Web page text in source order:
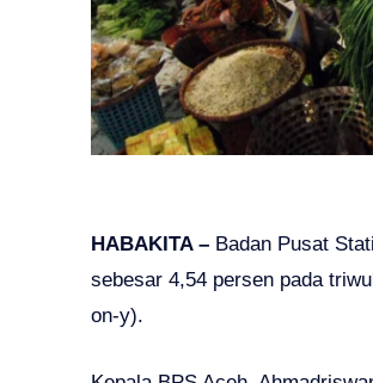
HABAKITA – Badan Pusat
sebesar 4,54 persen pada
on-y).